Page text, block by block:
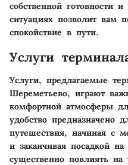
собственной готовности
ситуациях позволит вам
спокойствие в пути.
Услуги
Услуги, предлагаемые
Шереметьево, играют
комфортной атмосферы
удобство предназначено
путешествия, начиная с
и заканчивая посадкой
существенно повлиять на